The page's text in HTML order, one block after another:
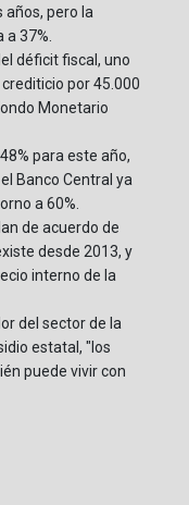
años, pero la
a 37%.
déficit fiscal, uno
por 45.000
Monetario
para este año,
Banco Central ya
a 60%.
de acuerdo de
desde 2013, y
interno de la
del sector de la
estatal, "los
puede vivir con